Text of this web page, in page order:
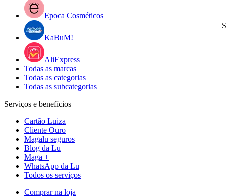
Epoca Cosméticos
KaBuM!
AliExpress
Todas as marcas
Todas as categorias
Todas as subcategorias
Serviços e benefícios
Cartão Luiza
Cliente Ouro
Magalu seguros
Blog da Lu
Maga +
WhatsApp da Lu
Todos os serviços
Comprar na loja